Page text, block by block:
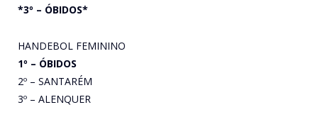
*3º – ÓBIDOS*
HANDEBOL FEMININO
1º – ÓBIDOS
2º – SANTARÉM
3º – ALENQUER